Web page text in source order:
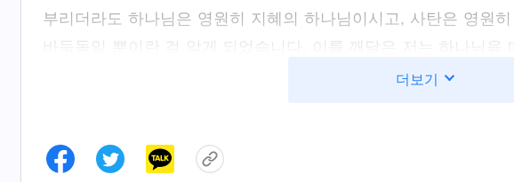
부리더라도 하나님은 영원히 지혜의 하나님이시고, 사탄은 영원
바둑돌일 뿐이란 걸 알게 되었습니다. 이를 깨달은 저는 하나님을
더보기